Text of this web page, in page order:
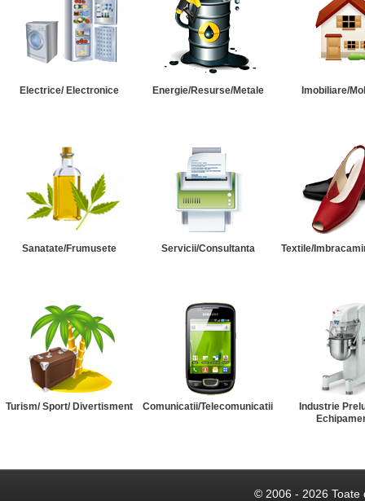
Electrice/ Electronice Energie/Resurse/Metale Imobiliare/
Sanatate/Frumusete Servicii/Consultanta Textile/
Turism/ Sport/ Divertisment Comunicatii/Telecomunicatii
Industrie
© 2006 - 2026